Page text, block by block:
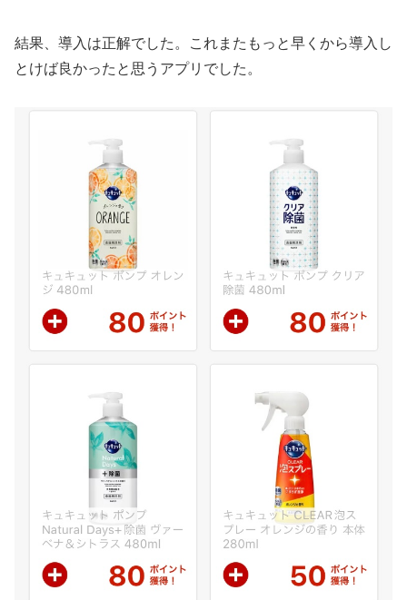
結果、導入は正解でした。これまたもっと早くから導入し
とけば良かったと思うアプリでした。